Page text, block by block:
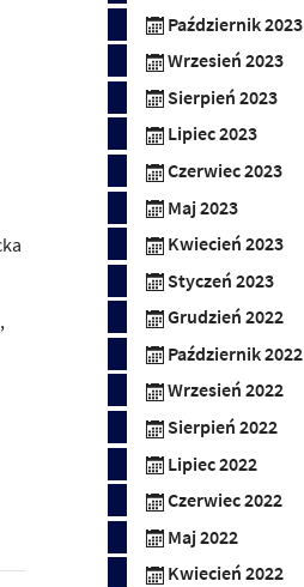
Październik 2023
Wrzesień 2023
Sierpień 2023
Lipiec 2023
Czerwiec 2023
Maj 2023
Kwiecień 2023
Styczeń 2023
Grudzień 2022
Październik 2022
Wrzesień 2022
Sierpień 2022
Lipiec 2022
Czerwiec 2022
Maj 2022
Kwiecień 2022